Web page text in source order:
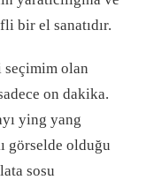
bir el sanatıdır.
seçimim olan
on dakika.
ying yang
görselde olduğu
sosu